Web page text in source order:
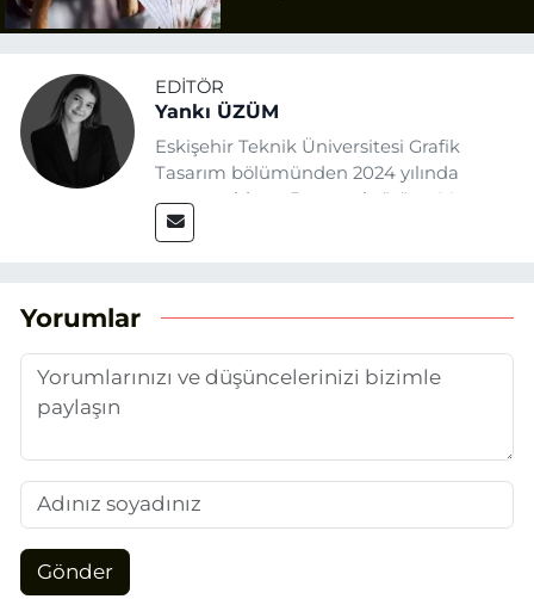
EDITÖR
Yankı ÜZÜM
Eskişehir Teknik Üniversitesi Grafik
Tasarım bölümünden 2024 yılında
mezun oldum. Basın sektörüne Mayıs
2025’te Eskişehir Haber Ajansı ile adım
aktarmayı hedefliyorum.
Yorumlar
Gönder